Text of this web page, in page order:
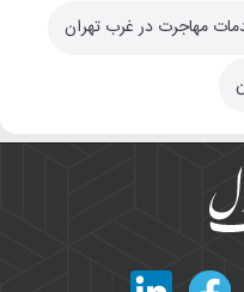
مهاجرت در غرب تهران